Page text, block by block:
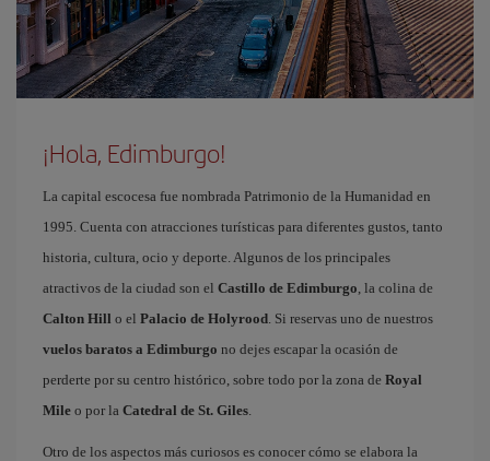
¡Hola, Edimburgo!
La capital escocesa fue nombrada Patrimonio de la Humanidad en
1995. Cuenta con atracciones turísticas para diferentes gustos, tanto
historia, cultura, ocio y deporte. Algunos de los principales
atractivos de la ciudad son el Castillo de Edimburgo, la colina de
Calton Hill o el Palacio de Holyrood. Si reservas uno de nuestros
vuelos baratos a Edimburgo no dejes escapar la ocasión de
perderte por su centro histórico, sobre todo por la zona de Royal
Mile o por la Catedral de St. Giles.
Otro de los aspectos más curiosos es conocer cómo se elabora la